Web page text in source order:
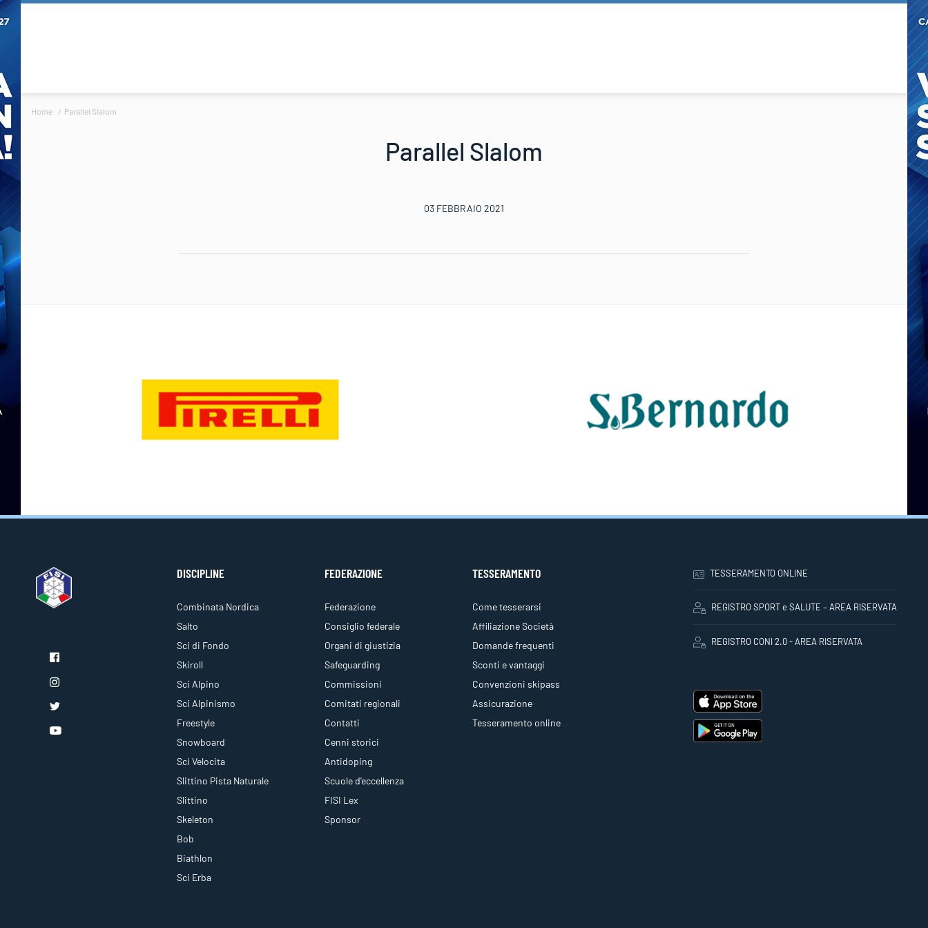
Home Parallel Slalom
Parallel Slalom
03 FEBBRAIO 2021
DISCIPLINE
Combinata Nordica
Salto
Sci di Fondo
Skiroll
Sci Alpino
Sci Alpinismo
Freestyle
Snowboard
Sci Velocita
Slittino Pista Naturale
Slittino
Skeleton
Bob
Biathlon
Sci Erba
FEDERAZIONE
Federazione
Consiglio federale
Organi di giustizia
Safeguarding
Commissioni
Comitati regionali
Contatti
Cenni storici
Antidoping
Scuole d'eccellenza
FISI Lex
Sponsor
TESSERAMENTO
Come tesserarsi
Affiliazione Società
Domande frequenti
Sconti e vantaggi
Convenzioni skipass
Assicurazione
Tesseramento online
TESSERAMENTO ONLINE
REGISTRO SPORT e SALUTE – AREA RISERVATA
REGISTRO CONI 2.0 - AREA RISERVATA